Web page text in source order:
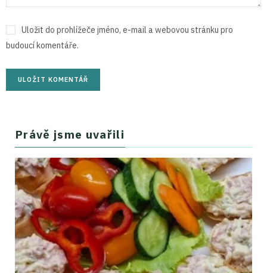
Uložit do prohlížeče jméno, e-mail a webovou stránku pro
budoucí komentáře.
Právě jsme uvařili